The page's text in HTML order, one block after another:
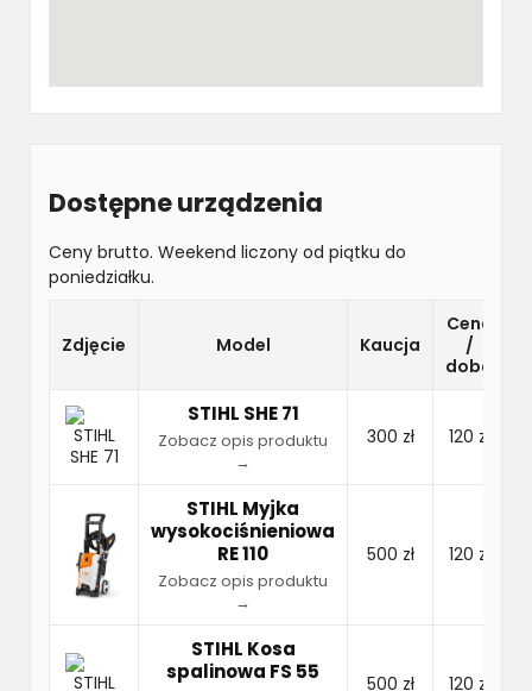
Dostępne urządzenia
Ceny brutto. Weekend liczony od piątku do
poniedziałku.
Zdjęcie Model Kaucja
Cena
/
doba
STIHL SHE 71
Zobacz opis produktu
→
300 zł 120 zł
STIHL Myjka
wysokociśnieniowa
RE 110
Zobacz opis produktu
→
500 zł 120 zł
STIHL Kosa
spalinowa FS 55
500 zł 120 zł